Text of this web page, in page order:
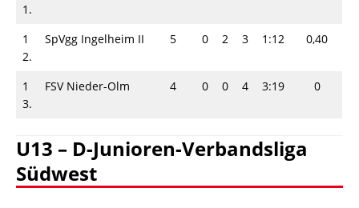
1.
1
2.
SpVgg Ingelheim II 5 0 2 3 1:12 0,40
1
3.
FSV Nieder-Olm 4 0 0 4 3:19 0
U13 – D-Junioren-Verbandsliga
Südwest